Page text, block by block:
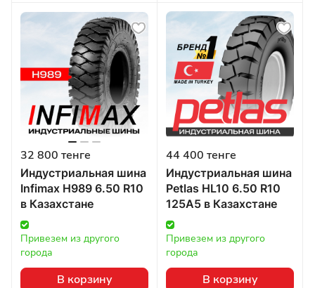
32 800 тенге
Индустриальная шина
Infimax H989 6.50 R10
в Казахстане
Привезем из другого
города
В корзину
44 400 тенге
Индустриальная шина
Petlas HL10 6.50 R10
125A5 в Казахстане
Привезем из другого
города
В корзину